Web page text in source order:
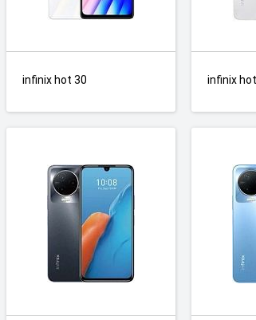
infinix hot 30 infinix